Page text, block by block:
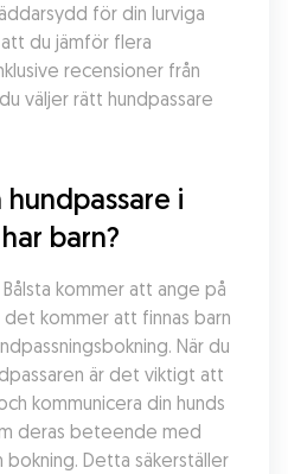
för din lurviga
du jämför flera
recensioner från
väljer rätt hundpassare
i
barn?
Bålsta kommer att ange på
kommer att finnas barn
När du
är det viktigt att
kommunicera din hunds
deras beteende med
bokning. Detta säkerställer